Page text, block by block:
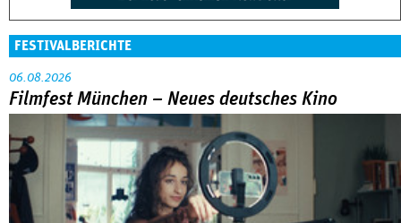
FESTIVALBERICHTE
06.08.2026
Filmfest München – Neues deutsches Kino